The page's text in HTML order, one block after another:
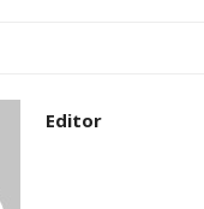
Editor